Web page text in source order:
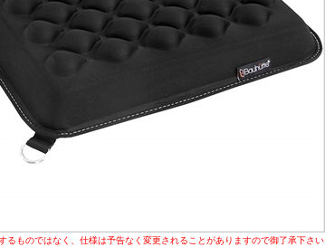
るものではなく、仕様は予告なく変更されることがありますので御了承下さい